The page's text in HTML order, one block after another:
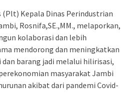
(Plt) Kepala Dinas Perindustrian
Rosnifa,SE.,MM., melaporkan,
kolaborasi dan lebih
mendorong dan meningkatkan
barang jadi melalui hilirisasi,
masyarakat Jambi
akibat dari pandemi Covid-